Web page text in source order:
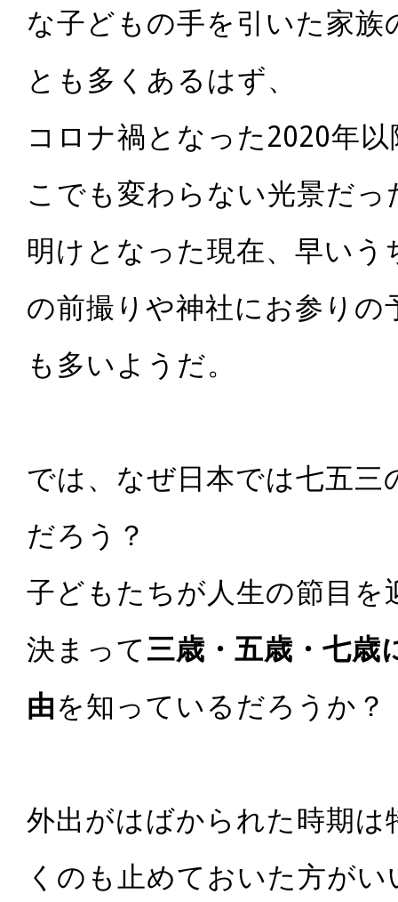
な子どもの手を引いた家
とも多くあるはず、
コロナ禍となった2020年
こでも変わらない光景だ
明けとなった現在、早い
の前撮りや神社にお参り
も多いようだ。
では、なぜ日本では七五
だろう？
子どもたちが人生の節目
決まって三歳・五歳・七歳
由を知っているだろうか？
外出がはばかられた時期
くのも止めておいた方が